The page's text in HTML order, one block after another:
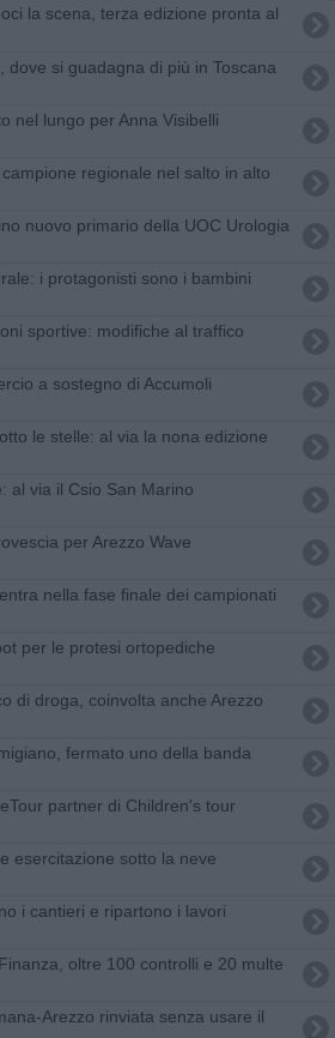
la scena, terza edizione pronta al
dove si guadagna di più in Toscana
nel lungo per Anna Visibelli
regionale nel salto in alto
nuovo primario della UOC Urologia
i protagonisti sono i bambini
sportive: modifiche al traffico
a sostegno di Accumoli
le stelle: al via la nona edizione
al via il Csio San Marino
per Arezzo Wave
nella fase finale dei campionati
per le protesi ortopediche
di droga, coinvolta anche Arezzo
fermato uno della banda
partner di Children's tour
esercitazione sotto la neve
i cantieri e ripartono i lavori
oltre 100 controlli e 20 multe
Arezzo rinviata senza usare il